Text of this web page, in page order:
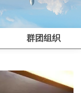
群团组织